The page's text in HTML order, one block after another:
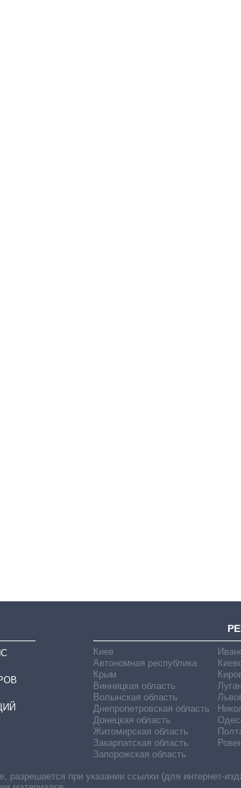
Киев
Автономная республика
Крым
Винницкая область
Волынская область
Днепропетровская область
Донецкая область
Житомирская область
Закарпатская область
Запорожская область
при указании ссылки (для интернет-